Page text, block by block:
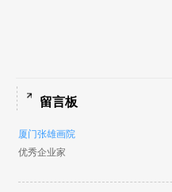
留言板
厦门张雄画院
优秀企业家